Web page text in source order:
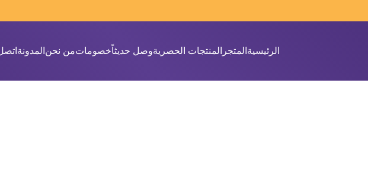
الرئيسية المتجر المنتجات الحصريةوصل حديثاًخصوماتمن نحن المدونة